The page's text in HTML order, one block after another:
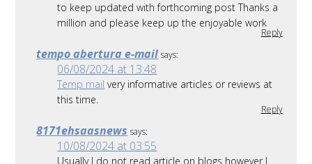
to keep updated with forthcoming post Thanks a
million and please keep up the enjoyable work
Reply
tempo abertura e-mail says:
06/08/2024 at 13:48
Temp mail very informative articles or reviews at
this time.
Reply
8171ehsaasnews says:
10/08/2024 at 03:55
Usually I do not read article on blogs however I